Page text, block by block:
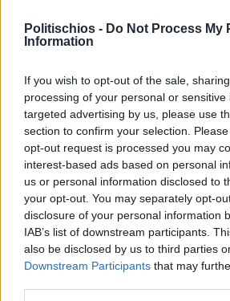
Politischios - Do Not Process My
Information
If you wish to opt-out of the sale,
processing of your personal or
targeted advertising by us, please use
section to confirm your selection.
opt-out request is processed you may
interest-based ads based on personal
us or personal information disclosed to
your opt-out. You may separately opt-
disclosure of your personal information
IAB’s list of downstream participants.
also be disclosed by us to third parties
Downstream Participants that may
Πριν 1 χρόνο
Προσλήψεις νυχτοφυλάκων,
παρακολούθησης καμερών από